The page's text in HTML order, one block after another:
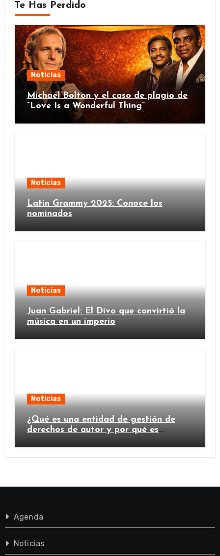
Te Has Perdido
Noticias
Michael Bolton y el caso de plagio de
“Love Is a Wonderful Thing”
Noticias
Latin Grammy 2025: Conoce los
nominados
Noticias
Juan Gabriel: El Divo que convirtió la
música en un imperio
Noticias
¿Qué es una entidad de gestión de
derechos de autor y por qué es
Agenda
Noticias